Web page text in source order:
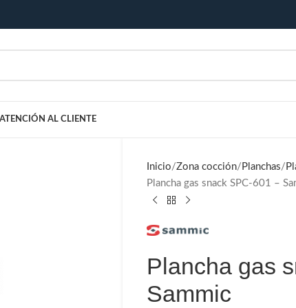
ATENCIÓN AL CLIENTE
Inicio Zona cocción Planchas
Plancha gas snack SPC-601 –
Plancha gas
Sammic